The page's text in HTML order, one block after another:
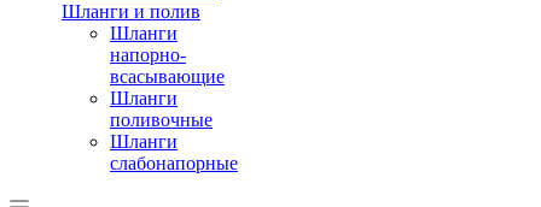
Шланги и полив
Шланги
напорно-
всасывающие
Шланги
поливочные
Шланги
слабонапорные